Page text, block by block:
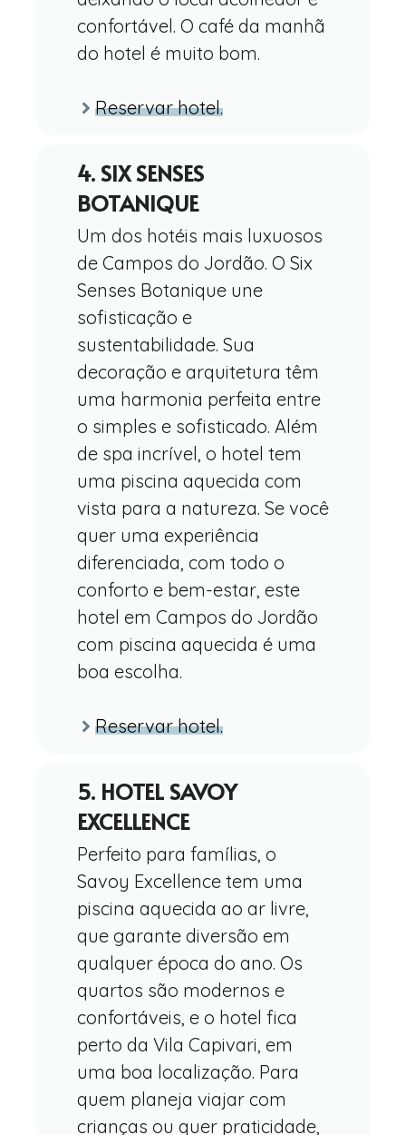
confortável. O café da manhã
do hotel é muito bom.
Reservar hotel.
4. SIX SENSES
BOTANIQUE
Um dos hotéis mais luxuosos
de Campos do Jordão. O Six
Senses Botanique une
sofisticação e
sustentabilidade. Sua
decoração e arquitetura têm
uma harmonia perfeita entre
o simples e sofisticado. Além
de spa incrível, o hotel tem
uma piscina aquecida com
vista para a natureza. Se você
quer uma experiência
diferenciada, com todo o
conforto e bem-estar, este
hotel em Campos do Jordão
com piscina aquecida é uma
boa escolha.
Reservar hotel.
5. HOTEL SAVOY
EXCELLENCE
Perfeito para famílias, o
Savoy Excellence tem uma
piscina aquecida ao ar livre,
que garante diversão em
qualquer época do ano. Os
quartos são modernos e
confortáveis, e o hotel fica
perto da Vila Capivari, em
uma boa localização. Para
quem planeja viajar com
crianças ou quer praticidade,